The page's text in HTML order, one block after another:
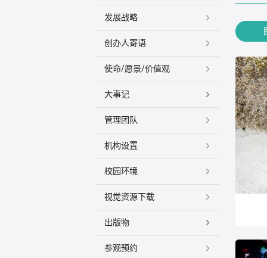
发展战略
创办人寄语
使命/愿景/价值观
大事记
管理团队
机构设置
校园环境
视觉资源下载
出版物
参观预约